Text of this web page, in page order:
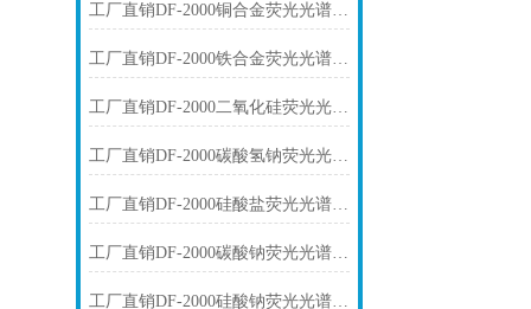
工厂直销DF-2000铜合金荧光光谱仪技术参数
工厂直销DF-2000铁合金荧光光谱仪技术参数
工厂直销DF-2000二氧化硅荧光光谱仪技术参数
工厂直销DF-2000碳酸氢钠荧光光谱仪技术参数
工厂直销DF-2000硅酸盐荧光光谱仪技术参数
工厂直销DF-2000碳酸钠荧光光谱仪技术参数
工厂直销DF-2000硅酸钠荧光光谱仪技术参数